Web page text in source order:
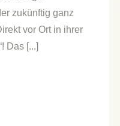
zukünftig ganz
vor Ort in ihrer
Das [...]